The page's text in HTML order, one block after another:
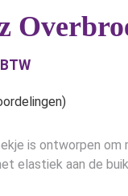
is ontworpen om
elastiek aan de